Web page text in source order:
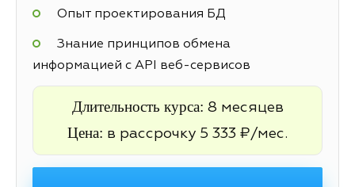
Опыт проектирования БД
Знание принципов обмена
информацией с API веб-сервисов
Длительность курса: 8 месяцев
Цена: в рассрочку 5 333 ₽/мес.